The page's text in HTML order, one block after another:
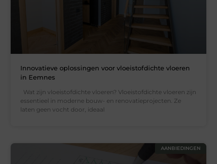
Innovatieve oplossingen voor vloeistofdichte vloeren
in Eemnes
Wat zijn vloeistofdichte vloeren? Vloeistofdichte vloeren zijn
essentieel in moderne bouw- en renovatieprojecten. Ze
laten geen vocht door, ideaal
AANBIEDINGEN